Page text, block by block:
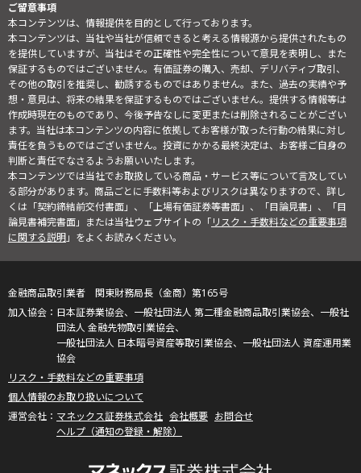
ご留意事項
本コンテンツは、情報提供を目的として行っております。
本コンテンツは、当社や当社が信頼できると考える情報源から提供されたもの
を提供していますが、当社はその正確性や完全性について意見を表明し、また
保証するものではございません。有価証券の購入、売却、デリバティブ取引、
その他の取引を推奨し、勧誘するものではありません。また、過去の実績や予
想・意見は、将来の結果を保証するものではございません。提供する情報等は
作成時現在のものであり、今後予告なしに変更または削除されることがござい
ます。当社は本コンテンツの内容に依拠してお客様が取った行動の結果に対し
責任を負うものではございません。投資にかかる最終決定は、お客様ご自身の
判断と責任でなさるようお願いいたします。
本コンテンツでは当社でお取扱している商品・サービス等について言及してい
る部分があります。商品ごとに手数料等およびリスクは異なりますので、詳し
くは「契約締結前交付書面」、「上場有価証券等書面」、「目論見書」、「目
論見書補完書面」または当社ウェブサイトの「リスク・手数料などの重要事項
に関する説明」をよくお読みください。
金融商品取引業者 関東財務局長（金商）第165号
日本証券業協会、一般社団法人 第二種金融商品取引業協会、一般社
団法人 金融先物取引業協会、
一般社団法人 日本暗号資産等取引業協会、一般社団法人 資産運用業
協会
リスク・手数料などの重要事項
個人情報のお取り扱いについて
マネックス証券株式会社 会社概要 お問合せ
ヘルプ（通知の登録・解除）